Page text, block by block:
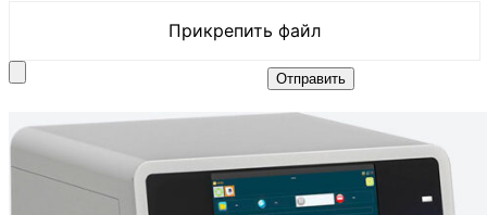
Прикрепить файл